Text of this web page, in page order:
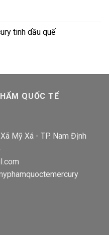
tinh dầu quế
QUỐC TẾ
Mỹ Xá - TP. Nam Định